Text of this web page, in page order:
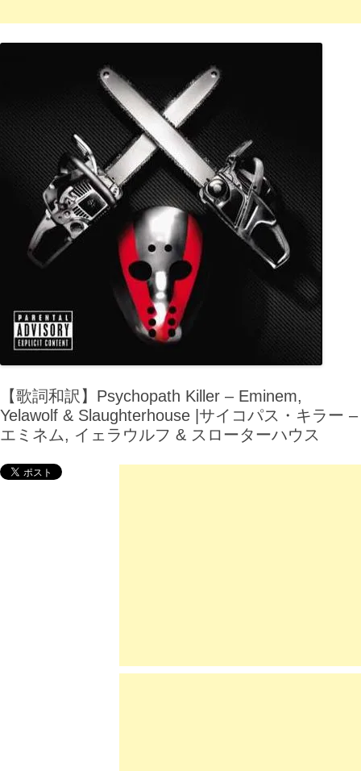
【歌詞和訳】Psychopath Killer – Eminem,
Yelawolf & Slaughterhouse |サイコパス・キラー –
エミネム, イェラウルフ & スローターハウス